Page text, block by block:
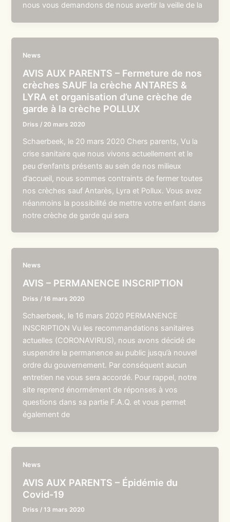
nous vous demandons de nous avertir la veille de la
News
AVIS AUX PARENTS – Fermeture de nos
crèches SAUF la crèche ANTARES &
LYRA et organisation d’une crèche de
garde à la crèche POLLUX
Driss / 20 mars 2020
Schaerbeek, le 20 mars 2020 Chers parents, Vu la
crise sanitaire que nous vivons actuellement et le
peu d’enfants présents au sein de nos milieux
d’accueil, nous sommes contraints de fermer toutes
nos crèches sauf Antarès, Lyra et Pollux. Vous avez
néanmoins la possibilité de mettre votre enfant dans
notre crèche de garde qui sera
News
AVIS – PERMANENCE INSCRIPTION
Driss /16 mars 2020
Schaerbeek, le 16 mars 2020 PERMANENCE
INSCRIPTION Vu les recommandations sanitaires
actuelles (CORONAVIRUS), nous avons décidé de
suspendre la permanence au public jusqu’à nouvel
ordre du gouvernement. Par conséquent aucun
entretien ne vous sera accordé. Pour rappel, notre
site reprend énormément de réponses à vos
questions dans sa partie F.A.Q. et vous permet
également de
News
AVIS AUX PARENTS – Épidémie du
Covid-19
Driss /13 mars 2020